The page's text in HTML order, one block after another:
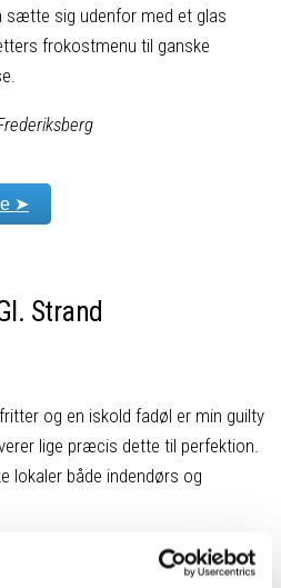
sætte sig udenfor med et glas
frokostmenu til ganske
➤
Strand
og en iskold fadøl er min guilty
lige præcis dette til perfektion.
lokaler både indendørs og
byen eller finde et sted til at klare